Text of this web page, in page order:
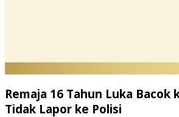
Remaja 16 Tahun Luka Bacok
Tidak Lapor ke Polisi